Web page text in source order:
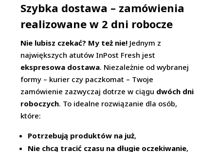
Szybka dostawa – zamówienia
realizowane w 2 dni robocze
Nie lubisz czekać? My też nie! Jednym z
największych atutów InPost Fresh jest
ekspresowa dostawa. Niezależnie od wybranej
formy – kurier czy paczkomat – Twoje
zamówienie zazwyczaj dotrze w ciągu dwóch dni
roboczych. To idealne rozwiązanie dla osób,
które:
Potrzebują produktów na już,
Nie chcą tracić czasu na długie oczekiwanie,